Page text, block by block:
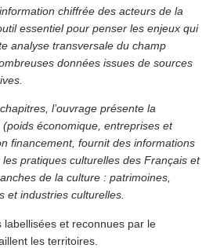
chiffrée des acteurs de la
essentiel pour penser les enjeux qui
analyse transversale du champ
données issues de sources
l’ouvrage présente la
économique, entreprises et
financement, fournit des informations
pratiques culturelles des Français et
de la culture : patrimoines,
et industries culturelles.
labellisées et reconnues par le
les territoires.